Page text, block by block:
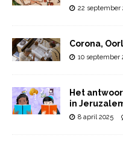
22 september
Corona,
10 september
Het
in
8 april 2025